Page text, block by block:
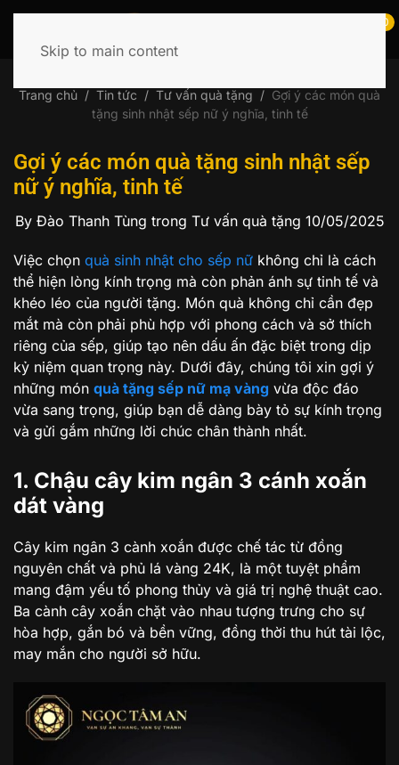
Skip to main content
Tìm
0
Trang chủ Tin tức Tư vấn quà tặng
Gợi ý các món quà
tặng sinh nhật sếp nữ ý nghĩa, tinh tế
Gợi ý các món quà tặng sinh nhật sếp
nữ ý nghĩa, tinh tế
By Đào Thanh Tùng trong Tư vấn quà tặng 10/05/2025
Việc chọn quà sinh nhật cho sếp nữ không chỉ là cách
thể hiện lòng kính trọng mà còn phản ánh sự tinh tế và
khéo léo của người tặng. Món quà không chỉ cần đẹp
mắt mà còn phải phù hợp với phong cách và sở thích
riêng của sếp, giúp tạo nên dấu ấn đặc biệt trong dịp
kỷ niệm quan trọng này. Dưới đây, chúng tôi xin gợi ý
những món quà tặng sếp nữ mạ vàng vừa độc đáo
vừa sang trọng, giúp bạn dễ dàng bày tỏ sự kính trọng
và gửi gắm những lời chúc chân thành nhất.
1. Chậu cây kim ngân 3 cánh xoắn
dát vàng
Cây kim ngân 3 cành xoắn được chế tác từ đồng
nguyên chất và phủ lá vàng 24K, là một tuyệt phẩm
mang đậm yếu tố phong thủy và giá trị nghệ thuật cao.
Ba cành cây xoắn chặt vào nhau tượng trưng cho sự
hòa hợp, gắn bó và bền vững, đồng thời thu hút tài lộc,
may mắn cho người sở hữu.